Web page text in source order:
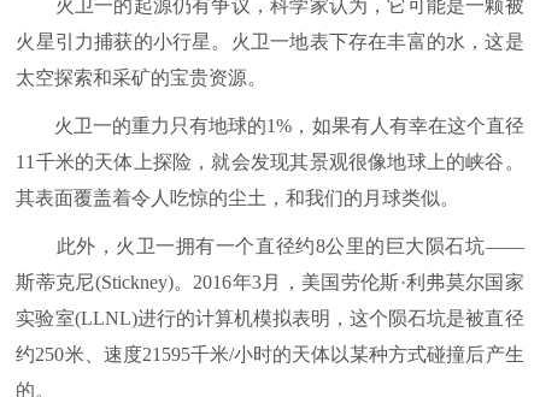
火卫一的起源仍有争议，科学家认为，它可能是一颗被
火星引力捕获的小行星。火卫一地表下存在丰富的水，这是
太空探索和采矿的宝贵资源。
火卫一的重力只有地球的1%，如果有人有幸在这个直径
11千米的天体上探险，就会发现其景观很像地球上的峡谷。
其表面覆盖着令人吃惊的尘土，和我们的月球类似。
此外，火卫一拥有一个直径约8公里的巨大陨石坑——
斯蒂克尼(Stickney)。2016年3月，美国劳伦斯·利弗莫尔国家
实验室(LLNL)进行的计算机模拟表明，这个陨石坑是被直径
约250米、速度21595千米/小时的天体以某种方式碰撞后产生
的。